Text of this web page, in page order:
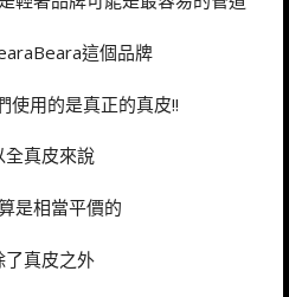
這個品牌
使用的是真正的真皮!!
全真皮來說
是相當平價的
了真皮之外